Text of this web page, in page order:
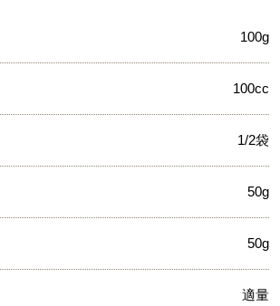
100g
100cc
1/2袋
50g
50g
適量